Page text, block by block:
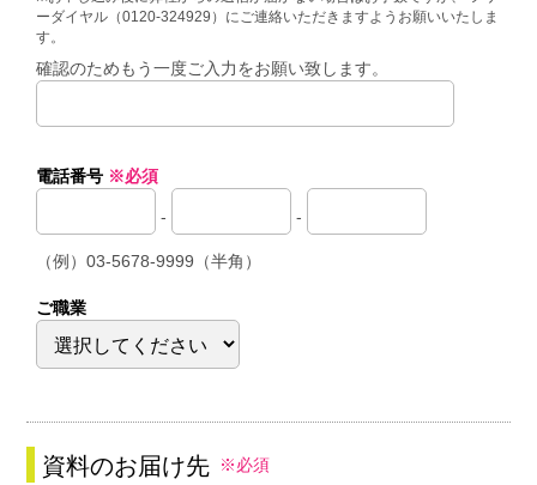
ーダイヤル（0120-324929）にご連絡いただきますようお願いいたしま
す。
確認のためもう一度ご入力をお願い致します。
電話番号 ※必須
- -
（例）03-5678-9999（半角）
ご職業
資料のお届け先 ※必須